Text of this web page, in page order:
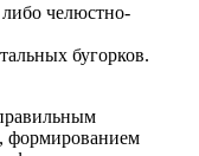
челюстно-
бугорков.
формированием